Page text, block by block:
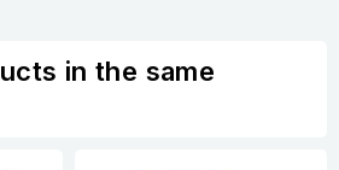
in the same